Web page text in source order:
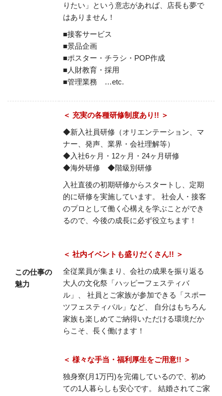
りたい」という意志があれば、店長も夢で
はありません！
■接客サービス
■景品企画
■ポスター・チラシ・POP作成
■人財教育・採用
■管理業務 …etc.
この仕事の
魅力
＜ 充実の各種研修制度あり!! ＞
◆新入社員研修（オリエンテーション、マ
ナー、発声、業界・会社理解等）
◆入社6ヶ月・12ヶ月・24ヶ月研修
◆海外研修 ◆階級別研修
入社直後の初期研修からスタートし、定期
的に研修を実施しています。
社会人・接客
のプロとして働く心構えを学ぶことができ
るので、今後の成長に必ず役立ちます！
＜ 社内イベントも盛りだくさん!! ＞
全従業員が集まり、会社の成果を振り返る
大人の文化祭「ハッピーフェスティバ
ル」、
社員とご家族が参加できる「スポー
ツフェスティバル」など、
自分はもちろん
家族も楽しめてご納得いただける環境だか
らこそ、長く働けます！
＜ 様々な手当・福利厚生をご用意!! ＞
独身寮(月1万円)を完備しているので、初め
ての1人暮らしも安心です。
結婚されてご家